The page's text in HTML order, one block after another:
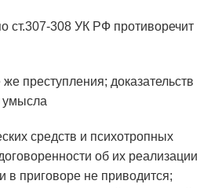
ст.307-308 УК РФ противоречит
преступления; доказательств
умысла
средств и психотропных
об их реализации
в приговоре не приводится;